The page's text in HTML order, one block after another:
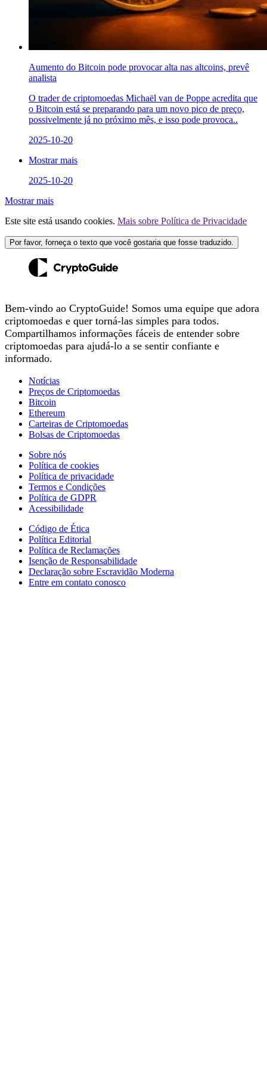
Aumento do Bitcoin pode provocar alta nas altcoins, prevê
analista
O trader de criptomoedas Michaël van de Poppe acredita que
o Bitcoin está se preparando para um novo pico de preço,
possivelmente já no próximo mês, e isso pode provoca..
2025-10-20
Mostrar mais
2025-10-20
Mostrar mais
Este site está usando cookies. Mais sobre Política de Privacidade
Por favor, forneça o texto que você gostaria que fosse traduzido.
Bem-vindo ao CryptoGuide! Somos uma equipe que adora
criptomoedas e quer torná-las simples para todos.
Compartilhamos informações fáceis de entender sobre
criptomoedas para ajudá-lo a se sentir confiante e
informado.
Notícias
Preços de Criptomoedas
Bitcoin
Ethereum
Carteiras de Criptomoedas
Bolsas de Criptomoedas
Sobre nós
Política de cookies
Política de privacidade
Termos e Condições
Política de GDPR
Acessibilidade
Código de Ética
Política Editorial
Política de Reclamações
Isenção de Responsabilidade
Declaração sobre Escravidão Moderna
Entre em contato conosco